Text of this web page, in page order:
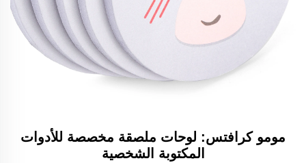
مومو كرافتس: لوحات ملصقة مخصصة للأدوات
المكتوبة الشخصية